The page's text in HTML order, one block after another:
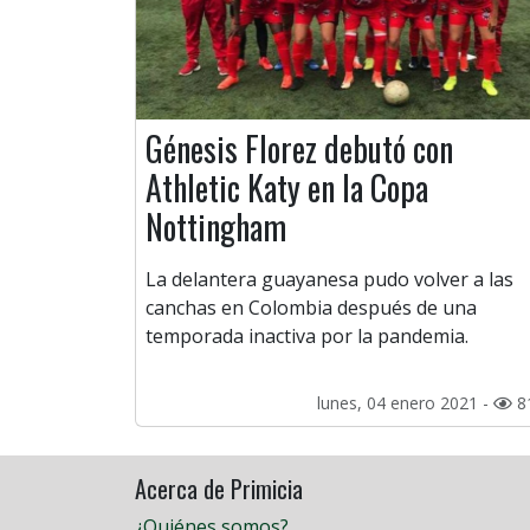
Génesis Florez debutó con
Athletic Katy en la Copa
Nottingham
La delantera guayanesa pudo volver a las
canchas en Colombia después de una
temporada inactiva por la pandemia.
lunes, 04 enero 2021 -
Acerca de Primicia